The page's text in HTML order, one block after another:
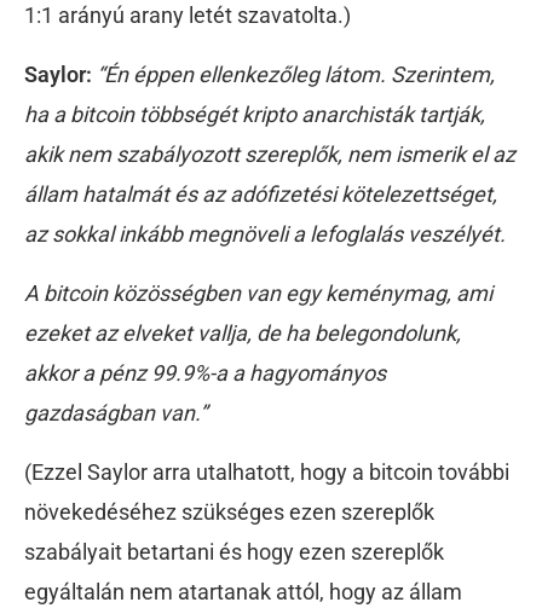
1:1 arányú arany letét szavatolta.)
Saylor: “Én éppen ellenkezőleg látom. Szerintem,
ha a bitcoin többségét kripto anarchisták tartják,
akik nem szabályozott szereplők, nem ismerik el az
állam hatalmát és az adófizetési kötelezettséget,
az sokkal inkább megnöveli a lefoglalás veszélyét.
A bitcoin közösségben van egy keménymag, ami
ezeket az elveket vallja, de ha belegondolunk,
akkor a pénz 99.9%-a a hagyományos
gazdaságban van.”
(Ezzel Saylor arra utalhatott, hogy a bitcoin további
növekedéséhez szükséges ezen szereplők
szabályait betartani és hogy ezen szereplők
egyáltalán nem atartanak attól, hogy az állam